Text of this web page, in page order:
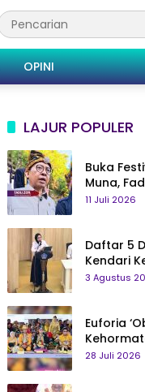
OPINI
LAJUR POPULER
Buka
Muna,
11 Juli 2026
Daftar 5
Kendari
dari Pusat
3 Agustus
Euforia
28 Juli 2026